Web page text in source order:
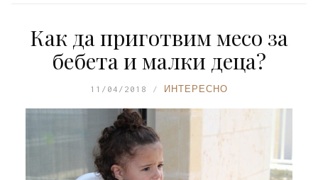
Как да приготвим месо за
бебета и малки деца?
11/04/2018 ИНТЕРЕСНО